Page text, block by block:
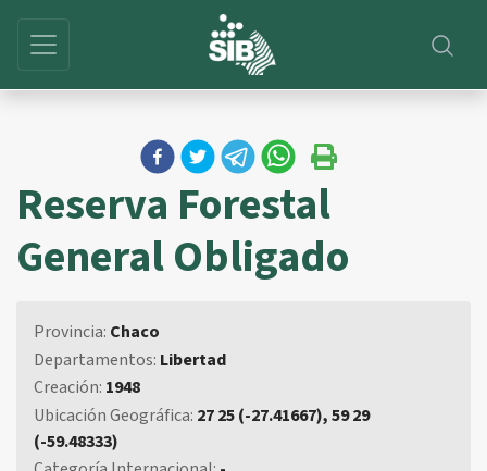
Reserva Forestal
General Obligado
Provincia: Chaco
Departamentos: Libertad
Creación: 1948
Ubicación Geográfica: 27 25 (-27.41667), 59 29
(-59.48333)